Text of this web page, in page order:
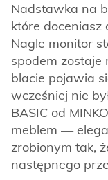
Nadstawka na
które doceniasz
Nagle monitor
spodem zostaje
blacie pojawia
wcześniej nie
BASIC od
meblem —
zrobionym tak,
następnego